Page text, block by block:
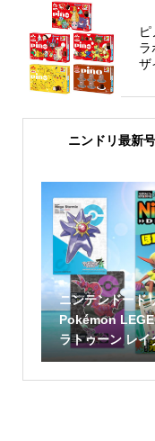
ラ
ザ
ニンドリ最新号
ニンテンドード
Pokémon
ラトゥーン レ